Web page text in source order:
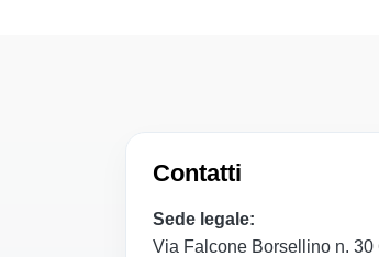
Contatti
Sede legale:
Via Falcone Borsellino n. 30